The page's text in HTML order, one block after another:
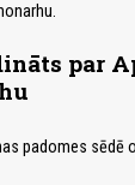
par
padomes sēdē